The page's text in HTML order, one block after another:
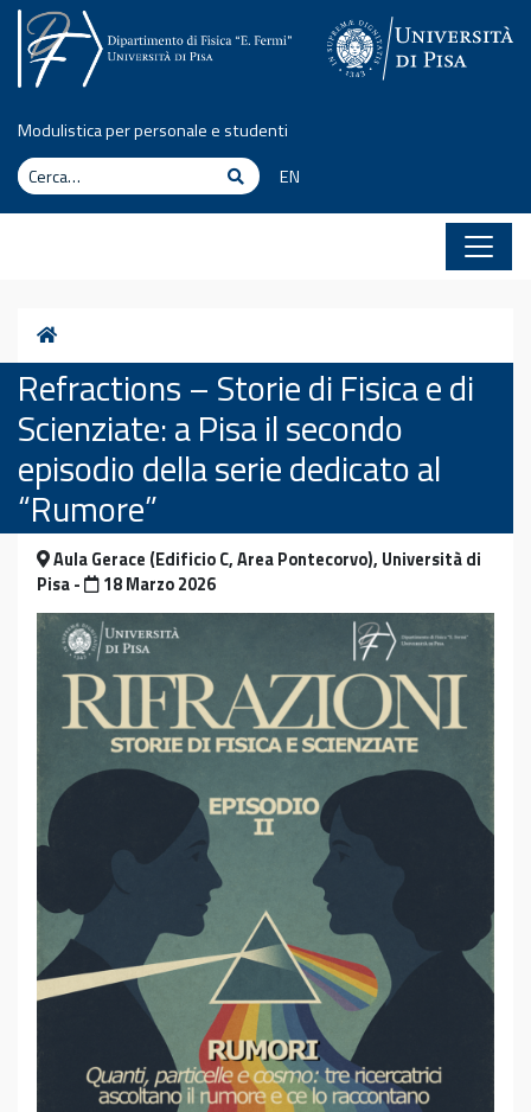
Vai al contenuto
Modulistica per personale e studenti
Cerca
CercaEN
Home
Refractions – Storie di Fisica e di
Scienziate: a Pisa il secondo
episodio della serie dedicato al
“Rumore”
Aula Gerace (Edificio C, Area Pontecorvo), Università di
Pisa -
18 Marzo 2026